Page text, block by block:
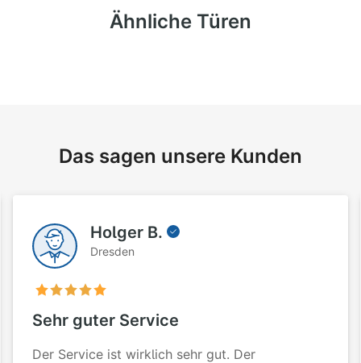
Ähnliche Türen
Das sagen unsere Kunden
Holger B.
Dresden
Sehr guter Service
Der Service ist wirklich sehr gut. Der